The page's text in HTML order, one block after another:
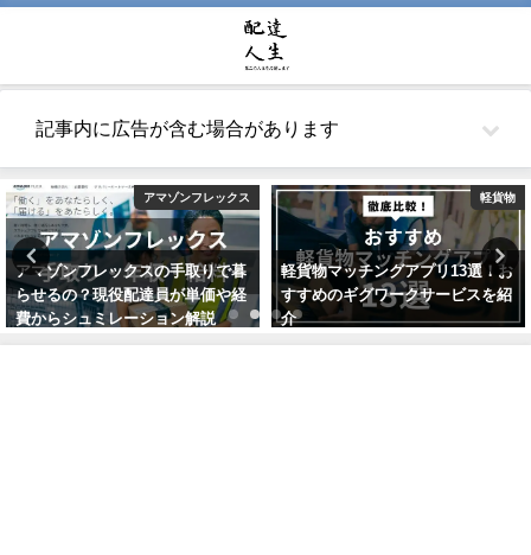
記事内に広告が含む場合があります
アマゾンフレックス
アマゾンフレックスの手取りで暮
らせるの？現役配達員が単価や経
費からシュミレーション解説
軽貨物
軽貨物マッチングアプリ13選！お
すすめのギグワークサービスを紹
介